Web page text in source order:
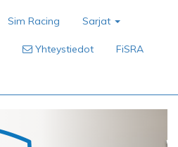
Sim Racing Sarjat
Yhteystiedot FiSRA